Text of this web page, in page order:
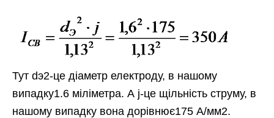
Тут dэ2-це діаметр електроду, в нашому
випадку1.6 міліметра. А j-це щільність струму, в
нашому випадку вона дорівнює175 А/мм2.